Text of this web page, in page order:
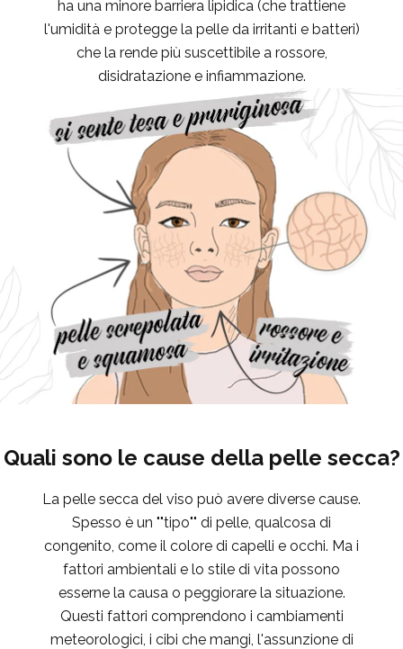
ha una minore barriera lipidica (che trattiene
l'umidità e protegge la pelle da irritanti e batteri)
che la rende più suscettibile a rossore,
disidratazione e infiammazione.
Quali sono le cause della pelle secca?
La pelle secca del viso può avere diverse cause.
Spesso è un ""tipo"" di pelle, qualcosa di
congenito, come il colore di capelli e occhi. Ma i
fattori ambientali e lo stile di vita possono
esserne la causa o peggiorare la situazione.
Questi fattori comprendono i cambiamenti
meteorologici, i cibi che mangi, l'assunzione di